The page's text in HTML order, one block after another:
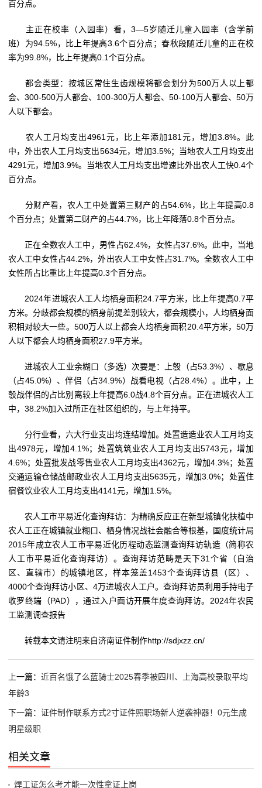
百分点。
主正在校率（入园率）看，3—5岁随迁儿童入园率（含学前
班）为94.5%，比上年提高3.6个百分点；春秋段随迁儿童的正在校
率为99.8%，比上年提高0.1个百分点。
都会类型：按城区常住生齿规模将都会划分为500万人以上都
会、300-500万人都会、100-300万人都会、50-100万人都会、50万
人以下都会。
农人工月均支出4961元，比上年添加181元，增加3.8%。此
中，外出农人工月均支出5634元，增加3.5%；当地农人工月均支出
4291元，增加3.9%。当地农人工月均支出增速比外出农人工快0.4个
百分点。
分财产看，农人工中处置第三财产的占54.6%，比上年提高0.8
个百分点；处置第二财产的占44.7%，比上年降落0.8个百分点。
正在全数农人工中，男性占62.4%，女性占37.6%。此中，当地
农人工中女性占44.2%，外出农人工中女性占31.7%。全数农人工中
女性所占比重比上年提高0.3个百分点。
2024年进城农人工人均栖身面积24.7平方米，比上年提高0.7平
方米。分歧都会规模的栖身前提差别较大，都会规模小，人均栖身面
积相对较大一些。500万人以上都会人均栖身面积20.4平方米，50万
人以下都会人均栖身面积27.9平方米。
进城农人工业余糊口（多选）次要是：上彀（占53.3%）、歇息
（占45.0%）、伴侣（占34.9%）战看电视（占28.4%）。此中，上
彀战伴侣的占比别离较上年提高6.0战4.8个百分点。正在进城农人工
中，38.2%加入过所正在社区组织的，与上年持平。
分行业看，六大行业支出均连结增加。处置造造业农人工月均支
出4978元，增加4.1%；处置筑筑业农人工月均支出5743元，增加
4.6%；处置批发战零售业农人工月均支出4362元，增加4.3%；处置
交通运输仓储战邮政业农人工月均支出5635元，增加3.0%；处置住
宿餐饮业农人工月均支出4141元，增加1.5%。
农人工市平易近化查询拜访：为精确反应正在新型城镇化扶植中
农人工正在城镇就业糊口、栖身情况战社会融合等根基，国度统计局
2015年成立农人工市平易近化历程动态监测查询拜访轨造（简称农
人工市平易近化查询拜访）。查询拜访范畴是天下31个省（自治
区、直辖市）的城镇地区，样本笼盖1453个查询拜访县（区）、
4000个查询拜访小区、4万进城农人工户。查询拜访员利用手持电子
收罗终端（PAD），通过入户面访开展年度查询拜访。2024年农民
工监测调查报告
转载本文请注明来自济南证件制作http://sdjxzz.cn/
上一篇： 近百名饿了么蓝骑士2025春季被四川、上海高校录取平均
年龄3
下一篇： 证件制作联系方式2寸证件照职场新人逆袭神器！0元生成
明星级职
相关文章
焊工证怎么考才能一次性拿证上岗